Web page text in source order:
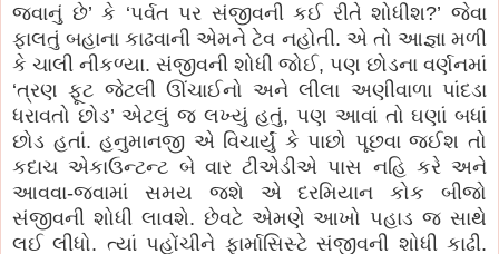
જવાનું છે’ કે ‘પર્વત પર સંજીવની કઈ રીતે શોધીશ?’ જેવા
ફાલતું બહાના કાઢવાની એમને ટેવ નહોતી. એ તો આજ્ઞા મળી
કે ચાલી નીકળ્યા. સંજીવની શોધી જોઈ, પણ છોડના વર્ણનમાં
‘ત્રણ ફૂટ જેટલી ઊંચાઈનો અને લીલા અણીવાળા પાંદડા
ધરાવતો છોડ’ એટલું જ લખ્યું હતું, પણ આવાં તો ઘણાં બધાં
છોડ હતાં. હનુમાનજી એ વિચાર્યું કે પાછો પૂછવા જઈશ તો
કદાચ એકાઉન્ટન્ટ બે વાર ટીએડીએ પાસ નહિ કરે અને
આવવા-જવામાં સમય જશે એ દરમિયાન કોક બીજો
સંજીવની શોધી લાવશે. છેવટે એમણે આખો પહાડ જ સાથે
લઈ લીધો. ત્યાં પહોંચીને ફાર્માસિસ્ટે સંજીવની શોધી કાઢી.